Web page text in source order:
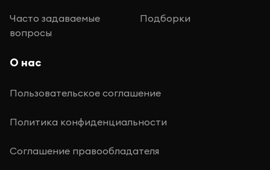
Часто задаваемые
вопросы
Подборки
О нас
Пользовательское соглашение
Политика конфиденциальности
Соглашение правообладателя